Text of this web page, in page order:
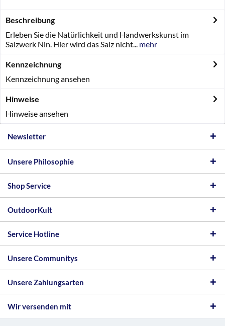
Beschreibung
Erleben Sie die Natürlichkeit und Handwerkskunst im
Salzwerk Nin. Hier wird das Salz nicht... mehr
Kennzeichnung
Kennzeichnung ansehen
Hinweise
Hinweise ansehen
Newsletter
Unsere Philosophie
Shop Service
OutdoorKult
Service Hotline
Unsere Communitys
Unsere Zahlungsarten
Wir versenden mit